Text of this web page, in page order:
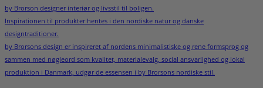
by Brorson designer interiør og livsstil til boligen.
Inspirationen til produkter hentes i den nordiske natur og danske
designtraditioner.
by Brorsons design er inspireret af nordens minimalistiske og rene formsprog og
sammen med nøgleord som kvalitet, materialevalg, social ansvarlighed og lokal
produktion i Danmark, udgør de essensen i by Brorsons nordiske stil.